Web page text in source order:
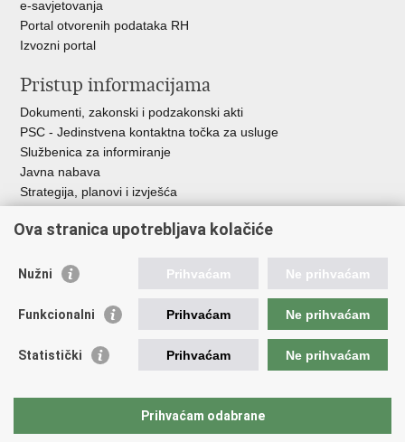
e-savjetovanja
Portal otvorenih podataka RH
Izvozni portal
Pristup informacijama
Dokumenti, zakonski i podzakonski akti
PSC - Jedinstvena kontaktna točka za usluge
Službenica za informiranje
Javna nabava
Strategija, planovi i izvješća
Korisne poveznice
Vlada RH
ASOO
CARNET
Ova stranica upotrebljava kolačiće
Nužni Prihvaćam Ne prihvaćam
Funkcionalni Prihvaćam Ne prihvaćam
Statistički Prihvaćam Ne prihvaćam
Prihvaćam odabrane